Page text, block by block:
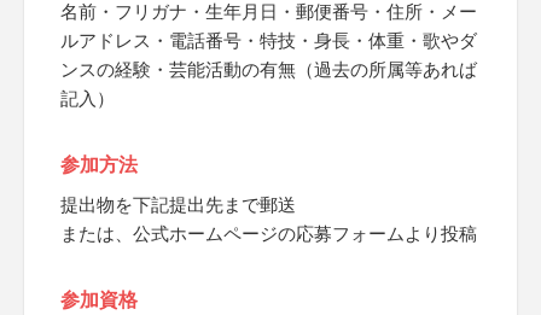
名前・フリガナ・生年月日・郵便番号・住所・メー
ルアドレス・電話番号・特技・身長・体重・歌やダ
ンスの経験・芸能活動の有無（過去の所属等あれば
記入）
参加方法
提出物を下記提出先まで郵送
または、公式ホームページの応募フォームより投稿
参加資格